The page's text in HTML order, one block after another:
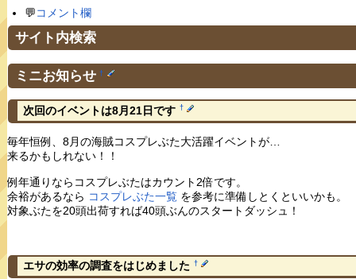
💬コメント欄
サイト内検索
ミニお知らせ †
次回のイベントは8月21日です †
毎年恒例、8月の海賊コスプレぶた大活躍イベントが…
来るかもしれない！！
例年通りならコスプレぶたはカウント2倍です。
余裕があるなら コスプレぶた一覧を参考に準備しとくといいかも。
対象ぶたを20頭出荷すれば40頭ぶんのスタートダッシュ！
エサの効率の調査をはじめました †